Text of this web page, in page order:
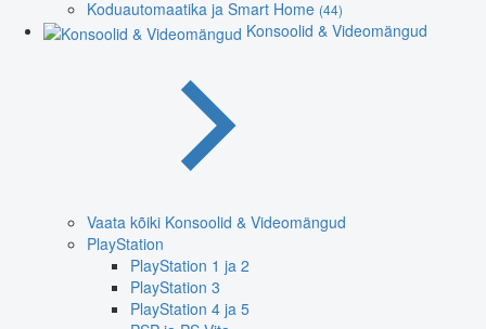
Koduautomaatika ja Smart Home (44)
Konsoolid & Videomängud
Vaata kõiki Konsoolid & Videomängud
PlayStation
PlayStation 1 ja 2
PlayStation 3
PlayStation 4 ja 5